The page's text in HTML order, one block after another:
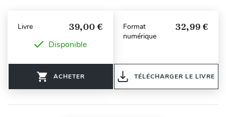
Livre 39,00 €
Disponible
ACHETER
Format
numérique
32,99 €
TÉLÉCHARGER LE LIVRE